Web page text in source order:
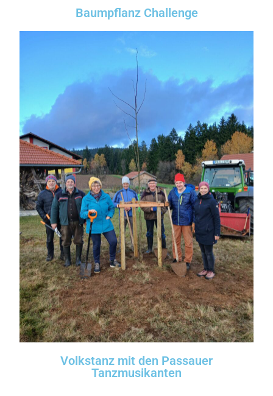
Baumpflanz Challenge
Volkstanz mit den Passauer
Tanzmusikanten